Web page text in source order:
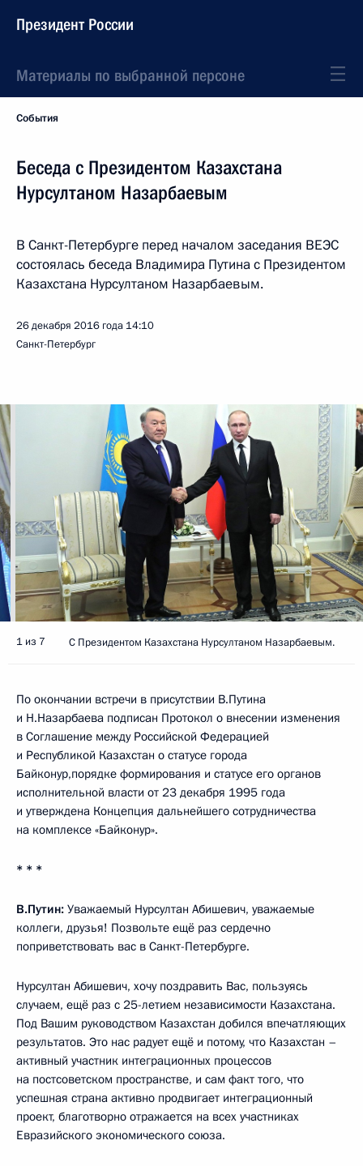
Президент России
Материалы по выбранной персоне
События
Беседа с Президентом Казахстана
Нурсултаном Назарбаевым
В Санкт-Петербурге перед началом заседания ВЕЭС
состоялась беседа Владимира Путина с Президентом
Казахстана Нурсултаном Назарбаевым.
26 декабря 2016 года 14:10
Санкт-Петербург
1 из 7 С Президентом Казахстана Нурсултаном Назарбаевым.
По окончании встречи в присутствии В.Путина
и Н.Назарбаева подписан Протокол о внесении изменения
в Соглашение между Российской Федерацией
и Республикой Казахстан о статусе города
Байконур,порядке формирования и статусе его органов
исполнительной власти от 23 декабря 1995 года
и утверждена Концепция дальнейшего сотрудничества
на комплексе «Байконур».
* * *
В.Путин: Уважаемый Нурсултан Абишевич, уважаемые
коллеги, друзья! Позвольте ещё раз сердечно
поприветствовать вас в Санкт-Петербурге.
Нурсултан Абишевич, хочу поздравить Вас, пользуясь
случаем, ещё раз с 25-летием независимости Казахстана.
Под Вашим руководством Казахстан добился впечатляющих
результатов. Это нас радует ещё и потому, что Казахстан –
активный участник интеграционных процессов
на постсоветском пространстве, и сам факт того, что
успешная страна активно продвигает интеграционный
проект, благотворно отражается на всех участниках
Евразийского экономического союза.